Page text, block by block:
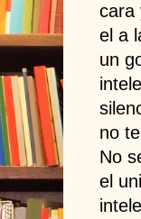
cara
el a
un
no
No
el